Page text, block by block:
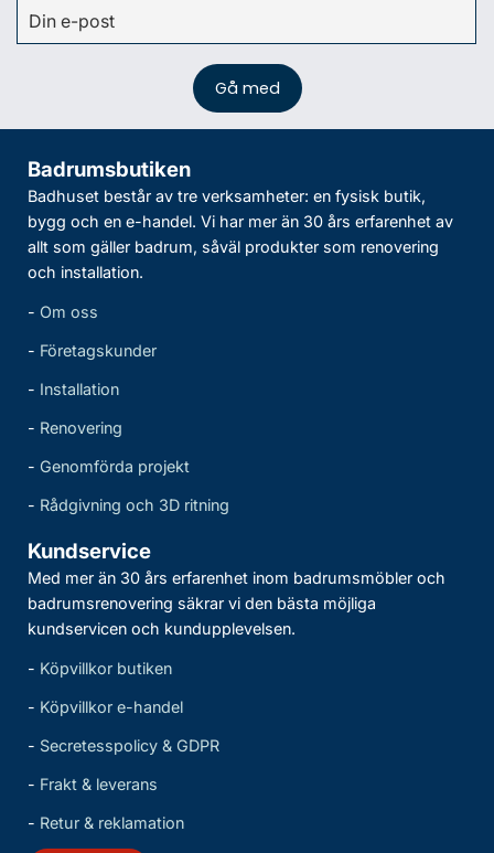
Badrumsbutiken
Badhuset består av tre verksamheter: en fysisk butik,
bygg och en e-handel. Vi har mer än 30 års erfarenhet av
allt som gäller badrum, såväl produkter som renovering
och installation.
- Om oss
- Företagskunder
- Installation
- Renovering
- Genomförda projekt
- Rådgivning och 3D ritning
Kundservice
Med mer än 30 års erfarenhet inom badrumsmöbler och
badrumsrenovering säkrar vi den bästa möjliga
kundservicen och kundupplevelsen.
- Köpvillkor butiken
- Köpvillkor e-handel
- Secretesspolicy & GDPR
- Frakt & leverans
- Retur & reklamation